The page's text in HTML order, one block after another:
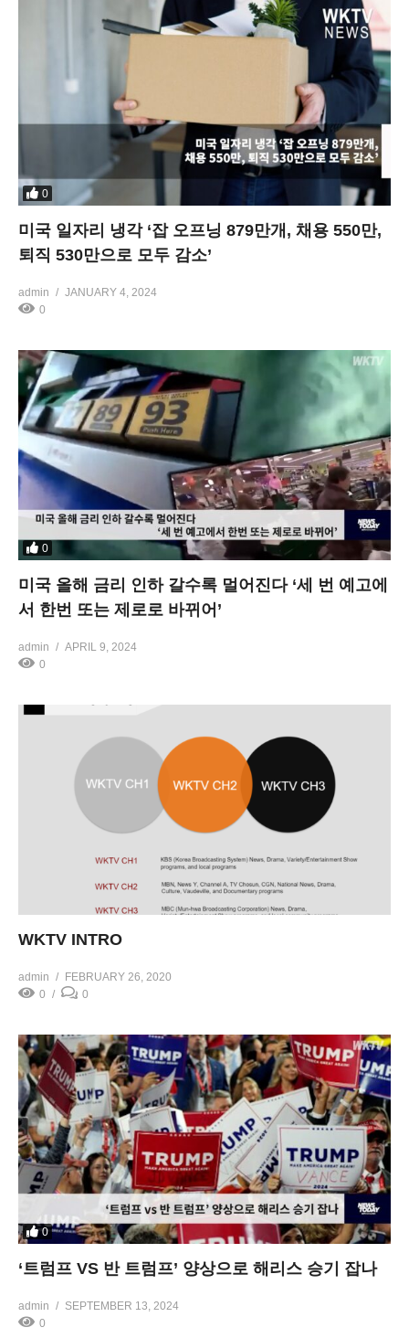
0
미국 일자리 냉각 ‘잡 오프닝 879만개, 채용 550만,
퇴직 530만으로 모두 감소’
admin
JANUARY 4, 2024
0
0
미국 올해 금리 인하 갈수록 멀어진다 ‘세 번 예고에
서 한번 또는 제로로 바뀌어’
admin
APRIL 9, 2024
0
WKTV INTRO
admin
FEBRUARY 26, 2020
0
0
0
‘트럼프 VS 반 트럼프’ 양상으로 해리스 승기 잡나
admin
SEPTEMBER 13, 2024
0